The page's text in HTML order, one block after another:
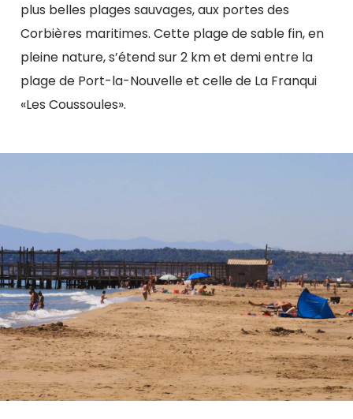
plus belles plages sauvages, aux portes des
Corbières maritimes. Cette plage de sable fin, en
pleine nature, s’étend sur 2 km et demi entre la
plage de Port-la-Nouvelle et celle de La Franqui
«Les Coussoules».